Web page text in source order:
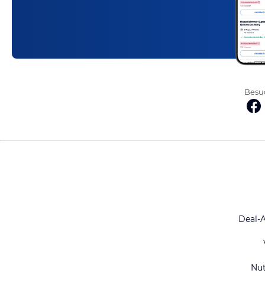
Deal-